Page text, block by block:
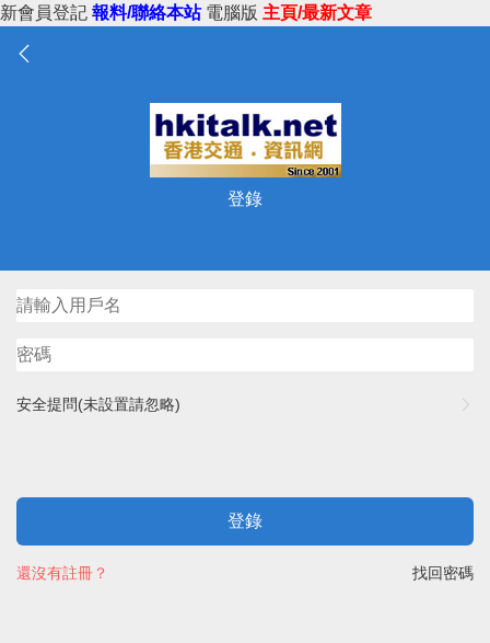
新會員登記 報料/聯絡本站 電腦版 主頁/最新文章
登錄
安全提問(未設置請忽略)
登錄
找回密碼
還沒有註冊？